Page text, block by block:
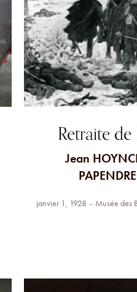
Retraite de
Jean
janvier 1, 1928 Musée des